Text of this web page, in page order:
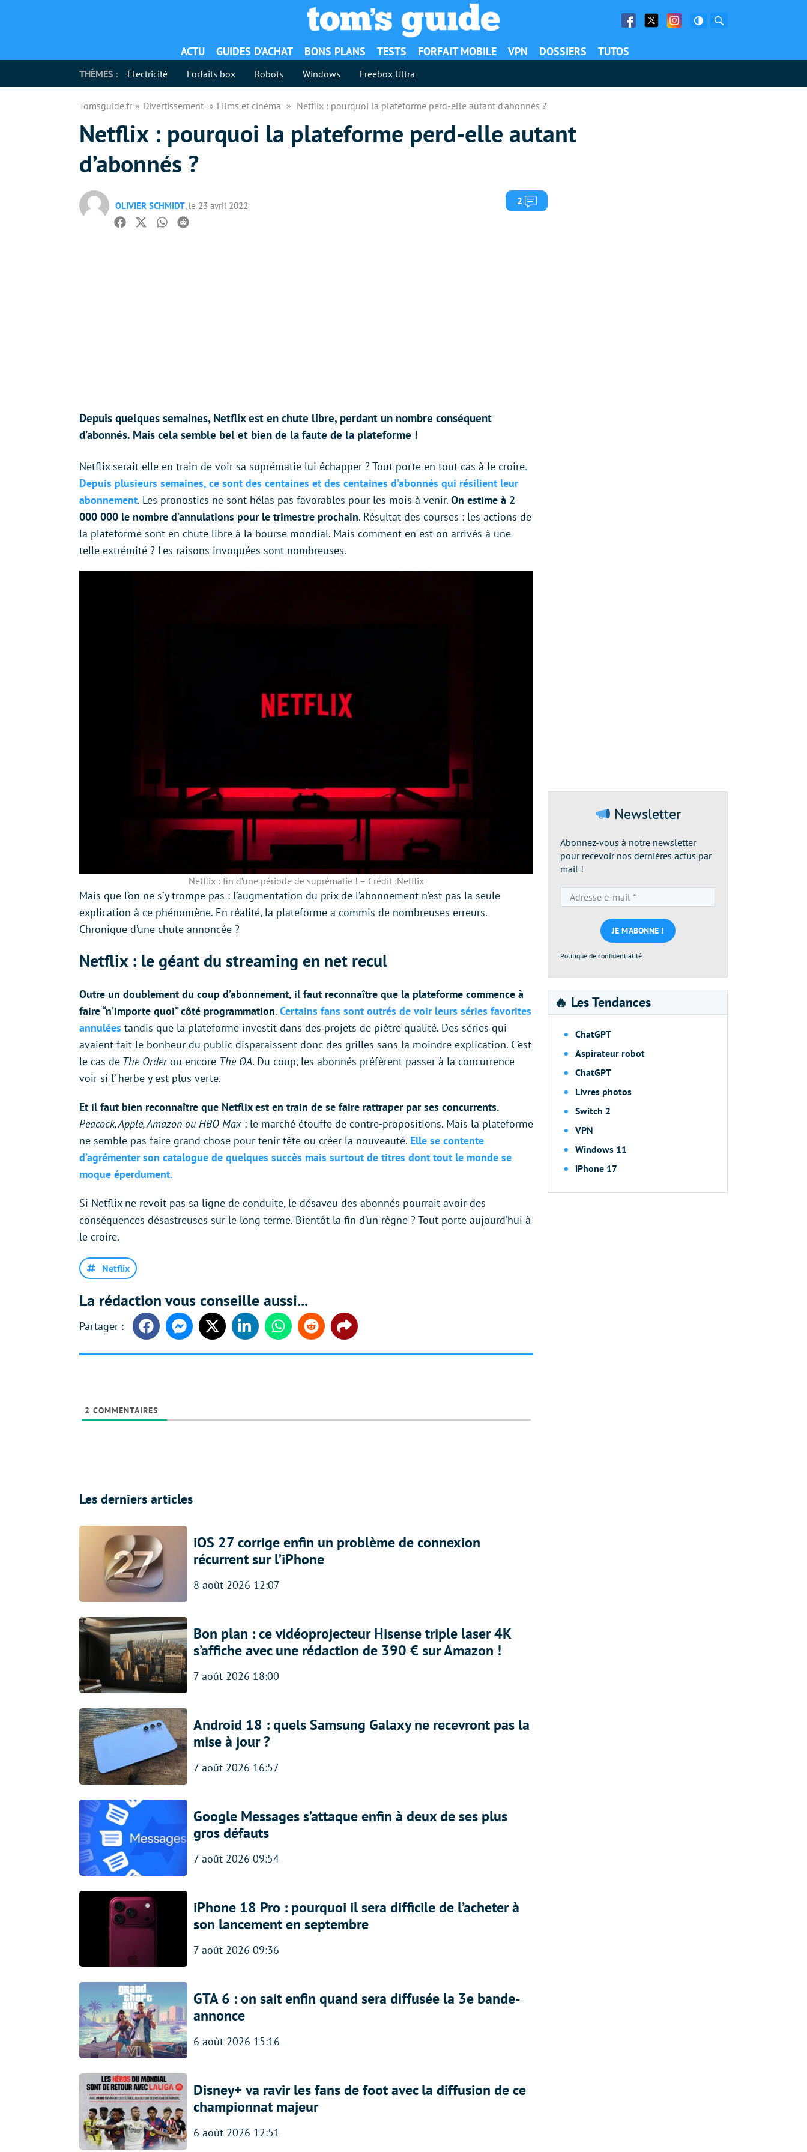
Facebook
Twitter Facebook
ACTU GUIDES D’ACHAT BONS PLANS TESTS FORFAIT MOBILE VPN DOSSIERS TUTOS
THÈMES : Electricité Forfaits box Robots Windows Freebox Ultra
Tomsguide.fr Divertissement Films et cinéma Netflix : pourquoi la plateforme perd-elle autant d’abonnés ?
Netflix : pourquoi la plateforme perd-elle autant
d’abonnés ?
OLIVIER SCHMIDT, le 23 avril 2022 2 Commentaires
Facebook
TwitterWhatsapp
Reddit
Depuis quelques semaines, Netflix est en chute libre, perdant un nombre conséquent
d’abonnés. Mais cela semble bel et bien de la faute de la plateforme !
Netflix serait-elle en train de voir sa suprématie lui échapper ? Tout porte en tout cas à le croire.
Depuis plusieurs semaines, ce sont des centaines et des centaines d’abonnés qui résilient leur
abonnement. Les pronostics ne sont hélas pas favorables pour les mois à venir. On estime à 2
000 000 le nombre d’annulations pour le trimestre prochain. Résultat des courses : les actions de
la plateforme sont en chute libre à la bourse mondial. Mais comment en est-on arrivés à une
telle extrémité ? Les raisons invoquées sont nombreuses.
Netflix : fin d’une période de suprématie ! – Crédit :Netflix
Mais que l’on ne s’y trompe pas : l’augmentation du prix de l’abonnement n’est pas la seule
explication à ce phénomène. En réalité, la plateforme a commis de nombreuses erreurs.
Chronique d’une chute annoncée ?
Netflix : le géant du streaming en net recul
Outre un doublement du coup d’abonnement, il faut reconnaître que la plateforme commence à
faire “n’importe quoi” côté programmation. Certains fans sont outrés de voir leurs séries favorites
annulées tandis que la plateforme investit dans des projets de piètre qualité. Des séries qui
avaient fait le bonheur du public disparaissent donc des grilles sans la moindre explication. C’est
le cas de The Orderou encore The OA. Du coup, les abonnés préfèrent passer à la concurrence
voir si l’ herbe y est plus verte.
Et il faut bien reconnaître que Netflix est en train de se faire rattraper par ses concurrents.
Peacock, Apple, Amazon ou HBO Max : le marché étouffe de contre-propositions. Mais la plateforme
ne semble pas faire grand chose pour tenir tête ou créer la nouveauté. Elle se contente
d’agrémenter son catalogue de quelques succès mais surtout de titres dont tout le monde se
moque éperdument.
Si Netflix ne revoit pas sa ligne de conduite, le désaveu des abonnés pourrait avoir des
conséquences désastreuses sur le long terme. Bientôt la fin d’un règne ? Tout porte aujourd’hui à
le croire.
Netflix
La rédaction vous conseille aussi...
FacebookMessengerTwitter LinkedinWhatsappReddit Share
2 COMMENTAIRES
Les derniers articles
iOS 27 corrige enfin un problème de connexion
récurrent sur l’iPhone
8 août 2026 12:07
Bon plan : ce vidéoprojecteur Hisense triple laser 4K
s’affiche avec une rédaction de 390 € sur Amazon !
7 août 2026 18:00
Android 18 : quels Samsung Galaxy ne recevront pas la
mise à jour ?
7 août 2026 16:57
Google Messages s’attaque enfin à deux de ses plus
gros défauts
7 août 2026 09:54
iPhone 18 Pro : pourquoi il sera difficile de l’acheter à
son lancement en septembre
7 août 2026 09:36
GTA 6 : on sait enfin quand sera diffusée la 3e bande-
annonce
6 août 2026 15:16
Disney+ va ravir les fans de foot avec la diffusion de ce
championnat majeur
6 août 2026 12:51
Newsletter
Abonnez-vous à notre newsletter
pour recevoir nos dernières actus par
mail !
e-
mail
*
Politique de confidentialité
🔥 Les Tendances
ChatGPT
Aspirateur robot
ChatGPT
Livres photos
Switch 2
VPN
Windows 11
iPhone 17